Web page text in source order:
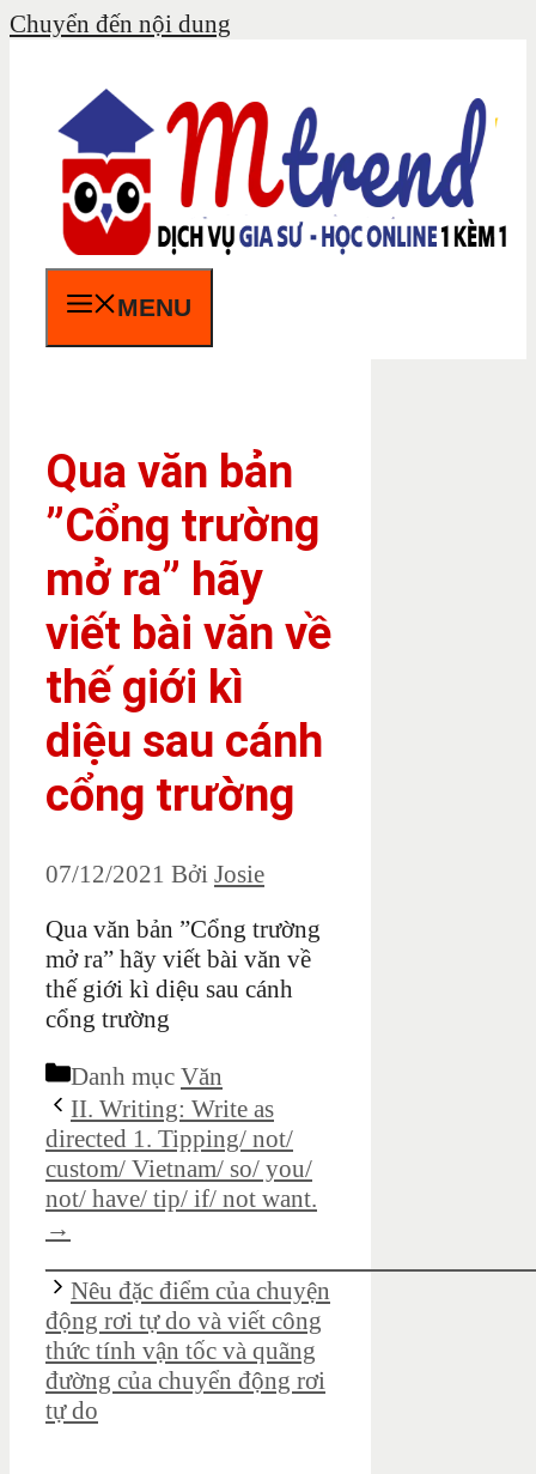
Chuyển đến nội dung
MENU
Qua văn bản
”Cổng trường
mở ra” hãy
viết bài văn về
thế giới kì
diệu sau cánh
cổng trường
07/12/2021 Bởi Josie
Qua văn bản ”Cổng trường
mở ra” hãy viết bài văn về
thế giới kì diệu sau cánh
cổng trường
Danh mục Văn
II. Writing: Write as
directed 1. Tipping/ not/
custom/ Vietnam/ so/ you/
not/ have/ tip/ if/ not want.
→
Nêu đặc điểm của chuyện
động rơi tự do và viết công
thức tính vận tốc và quãng
đường của chuyển động rơi
tự do